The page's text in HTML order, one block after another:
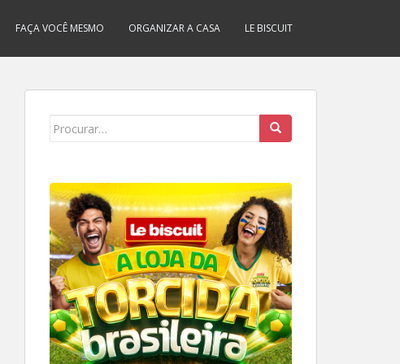
FAÇA VOCÊ MESMO ORGANIZAR A CASA LE BISCUIT
Search